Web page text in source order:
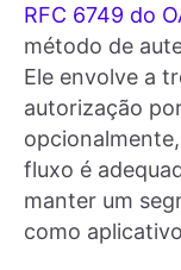
RFC 6749 do
método de
Ele envolve a
autorização
fluxo é
manter um
como